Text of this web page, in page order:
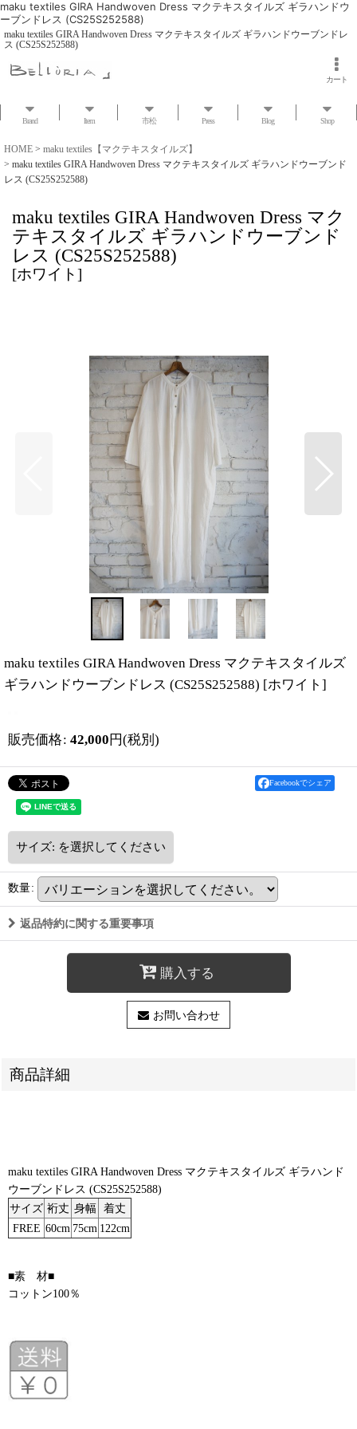
maku textiles GIRA Handwoven Dress マクテキスタイルズ ギラハンドウ
ーブンドレス (CS25S252588)
maku textiles GIRA Handwoven Dress マクテキスタイルズ ギラハンドウーブンドレ
ス (CS25S252588)
カート
Brand Item 市松 Press Blog Shop
HOME > maku textiles【マクテキスタイルズ】
> maku textiles GIRA Handwoven Dress マクテキスタイルズ ギラハンドウーブンド
レス (CS25S252588)
maku textiles GIRA Handwoven Dress マク
テキスタイルズ ギラハンドウーブンド
レス (CS25S252588)
[ホワイト]
maku textiles GIRA Handwoven Dress マクテキスタイルズ
ギラハンドウーブンドレス (CS25S252588) [ホワイト ]
販売価格: 42,000 円(税別)
Facebookでシェア
サイズ: を選択してください
数量:
返品特約に関する重要事項
購入する
お問い合わせ
商品詳細
maku textiles GIRA Handwoven Dress マクテキスタイルズ ギラハンド
ウーブンドレス (CS25S252588)
サイズ 裄丈 身幅 着丈
FREE 60cm 75cm 122cm
■素 材■
コットン100％